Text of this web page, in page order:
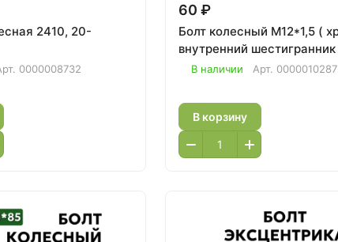
20-
0000008732
60 ₽
Болт колесный М12*1,5 ( хром)
внутренний шестигранник
В наличии Арт. 0000010287
В корзину